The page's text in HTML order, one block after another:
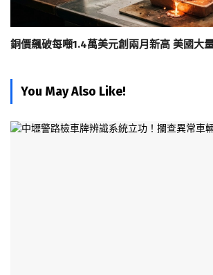
銅價飆破每噸1.4萬美元創兩月新高 美國大
You May Also Like!